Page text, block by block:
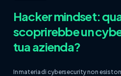
Hacker mindset:
scoprirebbe un
tua azienda?
In materia di cybersecurity non